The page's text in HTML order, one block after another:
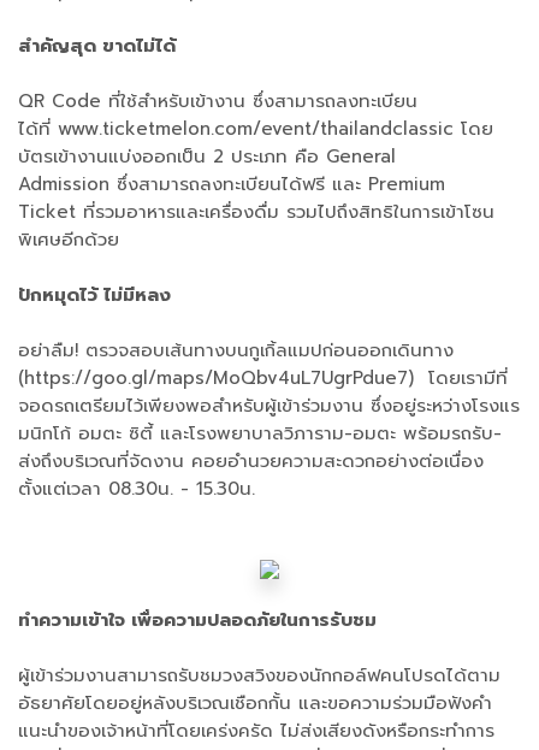
สำคัญสุด ขาดไม่ได้
QR Code ที่ใช้สำหรับเข้างาน ซึ่งสามารถลงทะเบียน
ได้ที่ www.ticketmelon.com/event/thailandclassic โดย
บัตรเข้างานแบ่งออกเป็น 2 ประเภท คือ General
Admission ซึ่งสามารถลงทะเบียนได้ฟรี และ Premium
Ticket ที่รวมอาหารและเครื่องดื่ม รวมไปถึงสิทธิในการเข้าโซน
พิเศษอีกด้วย
ปักหมุดไว้ ไม่มีหลง
อย่าลืม! ตรวจสอบเส้นทางบนกูเกิ้ลแมปก่อนออกเดินทาง
(https://goo.gl/maps/MoQbv4uL7UgrPdue7) โดยเรามีที่
จอดรถเตรียมไว้เพียงพอสำหรับผู้เข้าร่วมงาน ซึ่งอยู่ระหว่างโรงแร
มนิกโก้ อมตะ ซิตี้ และโรงพยาบาลวิภาราม-อมตะ พร้อมรถรับ-
ส่งถึงบริเวณที่จัดงาน คอยอำนวยความสะดวกอย่างต่อเนื่อง
ตั้งแต่เวลา 08.30น. - 15.30น.
ทำความเข้าใจ เพื่อความปลอดภัยในการรับชม
ผู้เข้าร่วมงานสามารถรับชมวงสวิงของนักกอล์ฟคนโปรดได้ตาม
อัธยาศัยโดยอยู่หลังบริเวณเชือกกั้น และขอความร่วมมือฟังคำ
แนะนำของเจ้าหน้าที่โดยเคร่งครัด ไม่ส่งเสียงดังหรือกระทำการ